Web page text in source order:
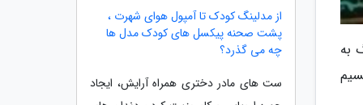
به
از مدلینگ کودک تا آمپول هوای شهرت ،
پشت صحنه پیکسل های کودک مدل ها
چه می گذرد؟
ست های مادر دختری همراه آرایش، ایجاد